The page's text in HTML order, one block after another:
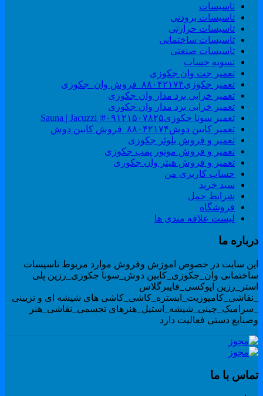
تاسیسات
تاسیسات برودتی
تاسیسات حرارتی
تاسیسات ساختمانی
تاسیسات صنعتی
تسویه حساب
تعمیر جت وان جکوزی
تعمیر جکوزی۸۸۰۴۲۱۷۴_فروش وان_جکوزی
تعمیر خرابی برد مدار وان جکوزی
تعمیر خرابی برد مدار وان جکوزی
تعمیر سونا جکوزی۰۹۱۲۱۵۰۷۸۲۵#| Sauna | Jacuzzi
تعمیر کابین دوش۸۸۰۴۲۱۷۴_فروش کابین دوش
تعمیر و فروش بلوئر جکوزی
تعمیر و فروش موتور پمپ جکوزی
تعمیر و فروش هیتر وان جکوزی
حساب کاربری من
سبد خرید
شرایط حمل
فروشگاه
لیست علاقه مندی ها
ما
سایت در خصوص اموزش وفروش موارد مربوط تاسیسات
وان_جکوزی_کابین دوش_سونا جکوزی_رزین پلی
اپوکسی_فایبرگلاس
های شیشه ای و تزیینی
تجسمی_نقاشی_هنر
دستی فعالیت دارد
با ما